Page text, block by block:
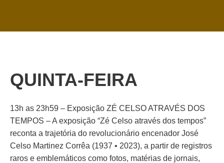
QUINTA-FEIRA
13h as 23h59 – Exposição ZÉ CELSO ATRAVÉS DOS
TEMPOS – A exposição “Zé Celso através dos tempos”
reconta a trajetória do revolucionário encenador José
Celso Martinez Corrêa (1937 • 2023), a partir de registros
raros e emblemáticos como fotos, matérias de jornais,